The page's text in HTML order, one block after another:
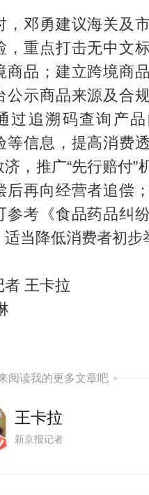
，邓勇建议海关及
，重点打击无中文
商品；建立跨境商
公示商品来源及合
过追溯码查询产
等信息，提高消费
，推广“先行赔付”
后再向经营者追偿
参考《食品药品纠
当降低消费者初步
者 王卡拉
阅读我的更多文章吧
王卡拉
新京报记者